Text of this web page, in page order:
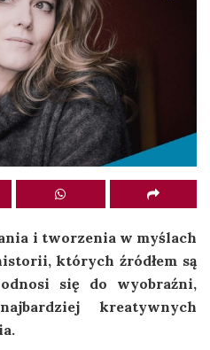
i tworzenia w myślach
których źródłem są
się do wyobraźni,
kreatywnych